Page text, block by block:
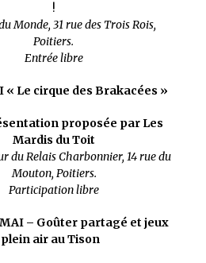
!
Monde, 31 rue des Trois Rois,
Poitiers.
Entrée libre
« Le cirque des Brakacées »
proposée par Les
Mardis du Toit
du Relais Charbonnier, 14 rue du
Mouton, Poitiers.
Participation libre
MAI – Goûter partagé et jeux
plein air au Tison